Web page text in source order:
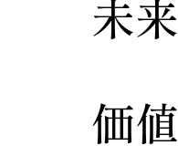
未来
価値